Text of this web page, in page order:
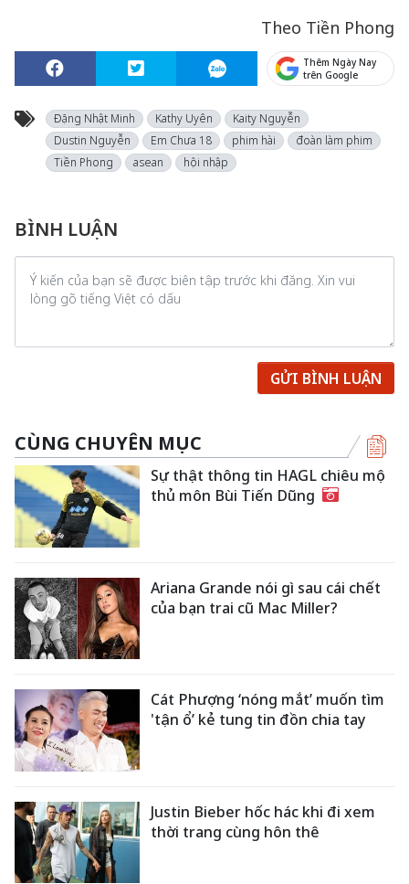
Theo Tiền Phong
Thêm Ngày Nay
trên Google
Đặng Nhật Minh Kathy Uyên
Kaity Nguyễn
Dustin Nguyễn
Em Chưa 18 phim hài
đoàn làm phim
Tiền Phong
asean hội nhập
BÌNH LUẬN
GỬI BÌNH LUẬN
CÙNG CHUYÊN MỤC
Sự thật thông tin HAGL chiêu mộ
thủ môn Bùi Tiến Dũng
Ariana Grande nói gì sau cái chết
của bạn trai cũ Mac Miller?
Cát Phượng ‘nóng mắt’ muốn tìm
'tận ổ’ kẻ tung tin đồn chia tay
Justin Bieber hốc hác khi đi xem
thời trang cùng hôn thê